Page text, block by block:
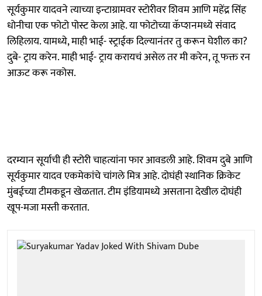
सूर्यकुमार यादवने त्याच्या इन्टाग्रामवर स्टोरीवर शिवम आणि महेंद्र सिंह
धोनीचा एक फोटो पोस्ट केला आहे. या फोटोच्या कॅप्शनमध्ये संवाद
लिहिलाय. यामध्ये, माही भाई- स्ट्राईक दिल्यानंतर तु करून घेशील का?
दुबे- ट्राय करेन. माही भाई- ट्राय करायचं असेल तर मी करेन, तू फक्त रन
आऊट करू नकोस.
दरम्यान सूर्याची ही स्टोरी चाहत्यांना फार आवडली आहे. शिवम दुबे आणि
सूर्यकुमार यादव एकमेकांचे चांगले मित्र आहे. दोघंही स्थानिक क्रिकेट
मुंबईच्या टीमकडून खेळतात. टीम इंडियामध्ये असताना देखील दोघंही
खूप-मजा मस्ती करतात.